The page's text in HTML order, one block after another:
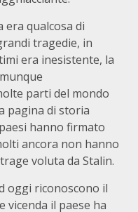
era qualcosa di
tragedie, in
era inesistente, la
parti del mondo
pagina di storia
hanno firmato
ancora non hanno
voluta da Stalin.
oggi riconoscono il
vicenda il paese ha